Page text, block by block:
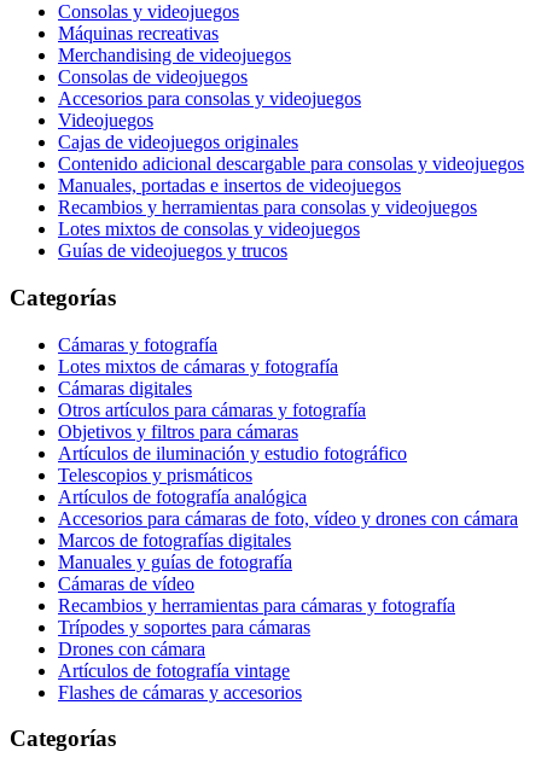
Consolas y videojuegos
Máquinas recreativas
Merchandising de videojuegos
Consolas de videojuegos
Accesorios para consolas y videojuegos
Videojuegos
Cajas de videojuegos originales
Contenido adicional descargable para consolas y videojuegos
Manuales, portadas e insertos de videojuegos
Recambios y herramientas para consolas y videojuegos
Lotes mixtos de consolas y videojuegos
Guías de videojuegos y trucos
Categorías
Cámaras y fotografía
Lotes mixtos de cámaras y fotografía
Cámaras digitales
Otros artículos para cámaras y fotografía
Objetivos y filtros para cámaras
Artículos de iluminación y estudio fotográfico
Telescopios y prismáticos
Artículos de fotografía analógica
Accesorios para cámaras de foto, vídeo y drones con cámara
Marcos de fotografías digitales
Manuales y guías de fotografía
Cámaras de vídeo
Recambios y herramientas para cámaras y fotografía
Trípodes y soportes para cámaras
Drones con cámara
Artículos de fotografía vintage
Flashes de cámaras y accesorios
Categorías